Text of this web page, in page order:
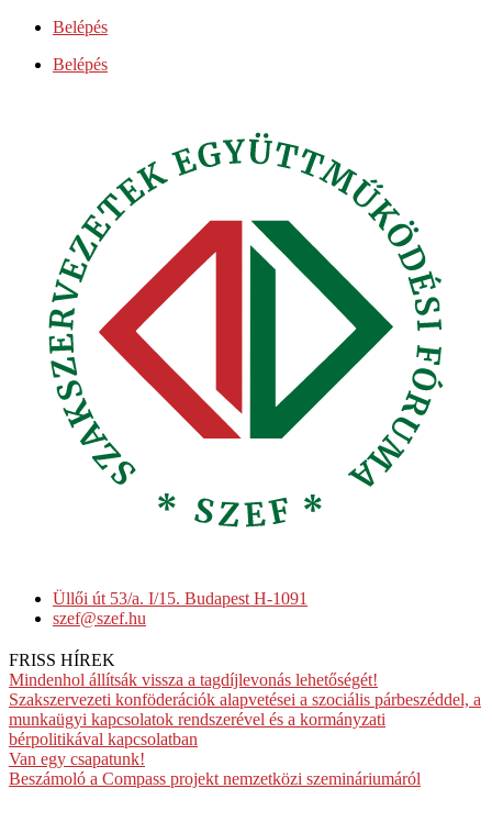
Ugrás
tartalomhoz
Belépés
Belépés
Üllői út 53/a. I/15. Budapest H-1091
szef@szef.hu
FRISS HÍREK
Mindenhol állítsák vissza a tagdíjlevonás lehetőségét!
Szakszervezeti konföderációk alapvetései a szociális párbeszéddel, a
munkaügyi kapcsolatok rendszerével és a kormányzati
bérpolitikával kapcsolatban
Van egy csapatunk!
Beszámoló a Compass projekt nemzetközi szemináriumáról